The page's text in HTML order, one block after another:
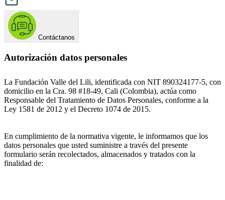
Contáctanos
Autorización datos personales
La Fundación Valle del Lili, identificada con NIT 890324177-5, con
domicilio en la Cra. 98 #18-49, Cali (Colombia), actúa como
Responsable del Tratamiento de Datos Personales, conforme a la
Ley 1581 de 2012 y el Decreto 1074 de 2015.
En cumplimiento de la normativa vigente, le informamos que los
datos personales que usted suministre a través del presente
formulario serán recolectados, almacenados y tratados con la
finalidad de: